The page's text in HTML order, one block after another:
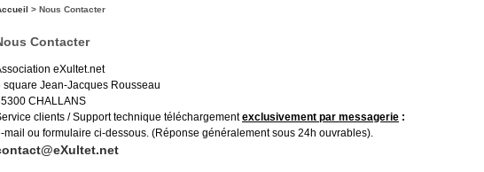
> Nous Contacter
Contacter
eXultet.net
square Jean-Jacques Rousseau
CHALLANS
clients / Support technique téléchargementexclusivement par messagerie :
mail ou formulaire ci-dessous. (Réponse généralement sous 24h ouvrables).